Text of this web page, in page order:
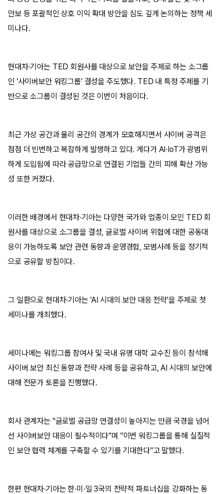
안보 등 포괄적인 상호 이익 확대 방안을 심도 깊게 논의하는 정책 세
미나다.
현대차·기아는 TED 회원사를 대상으로 보안을 주제로 하는 소그룹
인 '사이버보안 워킹그룹' 결성을 주도했다. TED 내 특정 주제를 기
반으로 소그룹이 결성된 것은 이번이 처음이다.
최근 가상 공간과 물리 공간의 경계가 모호해지면서 사이버 공격은
점점 더 빈번하고 복잡하게 발생하고 있다. 게다가 AI·IoT가 광범위
하게 도입됨에 따라 공급망으로 연결된 기업들 간의 피해 확산 가능
성 또한 커졌다.
이러한 배경에서 현대차·기아는 다양한 국가와 업종이 모인 TED 회
원사를 대상으로 소그룹을 결성, 글로벌 사이버 위협에 대한 공동대
응이 가능하도록 보안 관련 동향과 운영경험, 모범사례 등을 정기적
으로 공유할 방침이다.
그 일환으로 현대차·기아는 'AI 시대의 보안 대응 전략'을 주제로 첫
세미나를 개최했다.
세미나에는 워킹그룹 참여사 및 국내 유명 대학 교수진 등이 참석해
사이버 보안 최신 동향과 전략 사례 등을 공유하고, AI 시대의 보안에
대해 전문가 토론을 진행했다.
회사 관계자는 "글로벌 공급망 연결성이 높아지는 만큼 국경을 넘어
선 사이버보안 대응이 필수적이다"며 "이번 워킹그룹을 통해 실질적
인 보안 협력 체계를 구축할 수 있기를 기대한다"고 말했다.
한편 현대차·기아는 한·미·일 3국의 전략적 파트너십을 강화하는 동